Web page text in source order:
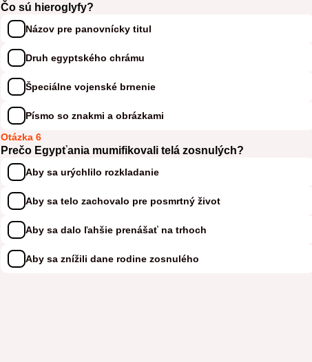
Čo sú hieroglyfy?
Názov pre panovnícky titul
Druh egyptského chrámu
Špeciálne vojenské brnenie
Písmo so znakmi a obrázkami
Otázka 6
Prečo Egypťania mumifikovali telá zosnulých?
Aby sa urýchlilo rozkladanie
Aby sa telo zachovalo pre posmrtný život
Aby sa dalo ľahšie prenášať na trhoch
Aby sa znížili dane rodine zosnulého